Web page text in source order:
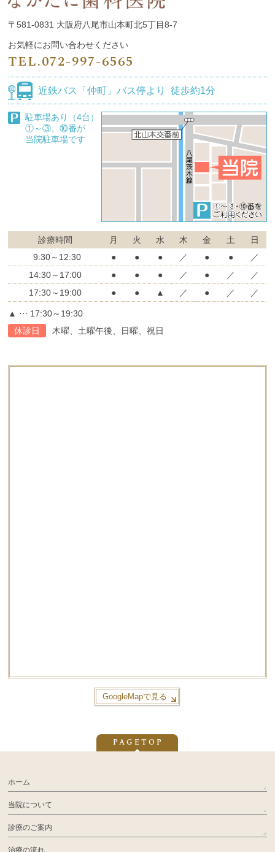
〒581-0831 大阪府八尾市山本町北5丁目8-7
お気軽にお問い合わせください
TEL.072-997-6565
近鉄バス 「仲町」バス停より徒歩約1分
駐車場あり（4台）
①～③、⑩番が
当院駐車場です
診療時間 月 火 水 木 金 土
日
9:30～12:30
● ● ● ／ ● ●
／
14:30～17:00
● ● ● ／ ● ／
／
17:30～19:00
● ● ▲ ／ ● ／ ／
▲ ⋯ 17:30～19:30
休診日
木曜、土曜午後、日曜、祝日
GoogleMapで見る
PAGETOP
ホーム
当院について
診療のご案内
治療の流れ